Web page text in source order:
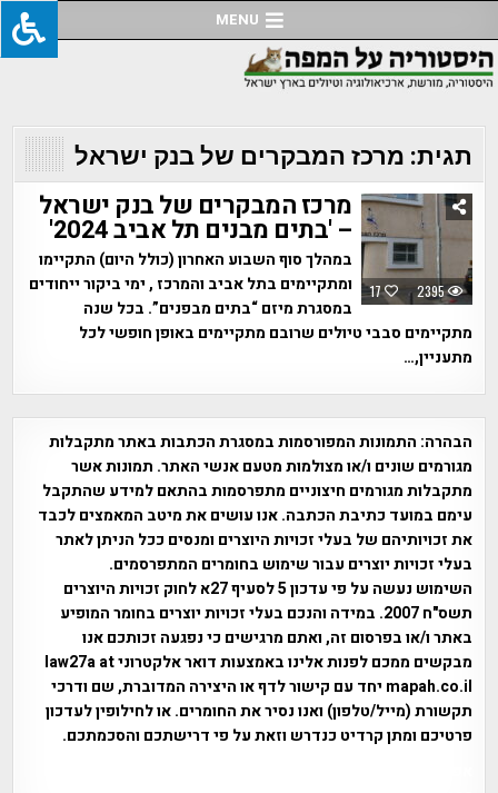
to
content
MENU
תגית: מרכז המבקרים של בנק ישראל
17 2395
מרכז המבקרים של בנק ישראל
– 'בתים מבנים תל אביב 2024'
במהלך סוף השבוע האחרון (כולל היום) התקיימו
ומתקיימים בתל אביב והמרכז , ימי ביקור ייחודים
במסגרת מיזם “בתים מבפנים”. בכל שנה
מתקיימים סבבי טיולים שרובם מתקיימים באופן חופשי לכל
מתעניין,…
הבהרה: התמונות המפורסמות במסגרת הכתבות באתר מתקבלות
מגורמים שונים ו/או מצולמות מטעם אנשי האתר. תמונות אשר
מתקבלות מגורמים חיצוניים מתפרסמות בהתאם למידע שהתקבל
עימם במועד כתיבת הכתבה. אנו עושים את מיטב המאמצים לכבד
את זכויותיהם של בעלי זכויות היוצרים ומנסים ככל הניתן לאתר
בעלי זכויות יוצרים עבור שימוש בחומרים המתפרסמים.
השימוש נעשה על פי עדכון 5 לסעיף 27א לחוק זכויות היוצרים
תשס"ח 2007. במידה והנכם בעלי זכויות יוצרים בחומר המופיע
באתר ו/או בפרסום זה, ואתם מרגישים כי נפגעה זכותכם אנו
מבקשים ממכם לפנות אלינו באמצעות דואר אלקטרוני law27a at
mapah.co.il יחד עם קישור לדף או היצירה המדוברת, שם ודרכי
תקשורת (מייל/טלפון) ואנו נסיר את החומרים. או לחילופין לעדכון
פרטיכם ומתן קרדיט כנדרש וזאת על פי דרישתכם והסכמתכם.